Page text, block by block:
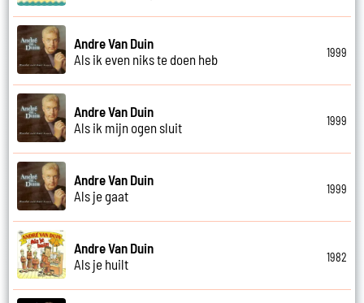
Andre Van Duin
Als ik even niks te doen heb
1999
Andre Van Duin
Als ik mijn ogen sluit
1999
Andre Van Duin
Als je gaat
1999
Andre Van Duin
Als je huilt
1982